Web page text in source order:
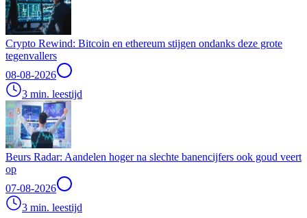
Crypto Rewind: Bitcoin en ethereum stijgen ondanks deze grote
tegenvallers
08-08-2026
3 min. leestijd
Beurs Radar: Aandelen hoger na slechte banencijfers ook goud veert
op
07-08-2026
3 min. leestijd